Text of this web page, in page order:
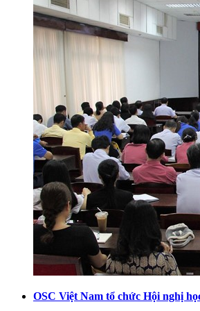
OSC Việt Nam tổ chức Hội nghị